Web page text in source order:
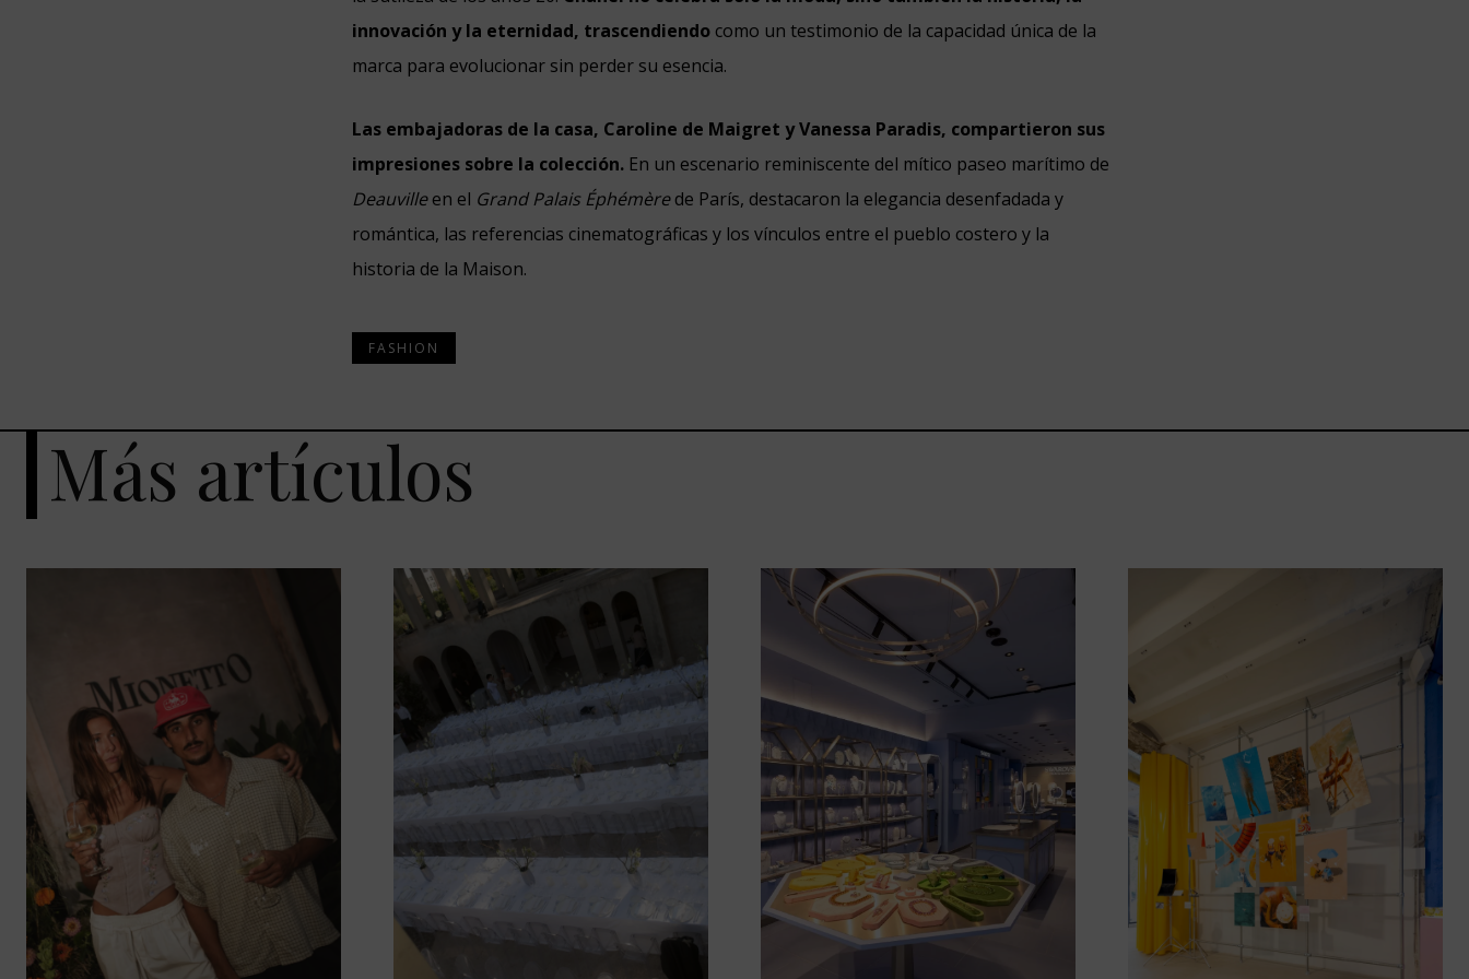
innovación y la eternidad, trascendiendo como un testimonio de la capacidad única de la
marca para evolucionar sin perder su esencia.
Las embajadoras de la casa, Caroline de Maigret y Vanessa Paradis, compartieron sus
impresiones sobre la colección. En un escenario reminiscente del mítico paseo marítimo de
Deauvilleen el Grand Palais Éphémèrede París, destacaron la elegancia desenfadada y
romántica, las referencias cinematográficas y los vínculos entre el pueblo costero y la
historia de la Maison.
FASHION
Más artículos